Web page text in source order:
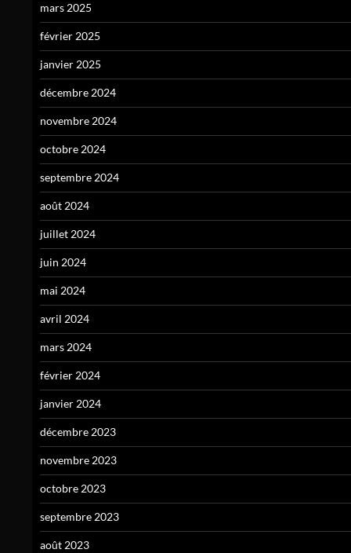
mars 2025
février 2025
janvier 2025
décembre 2024
novembre 2024
octobre 2024
septembre 2024
août 2024
juillet 2024
juin 2024
mai 2024
avril 2024
mars 2024
février 2024
janvier 2024
décembre 2023
novembre 2023
octobre 2023
septembre 2023
août 2023